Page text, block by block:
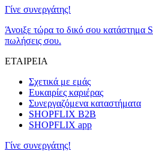
Γίνε συνεργάτης!
Άνοιξε τώρα το δικό σου κατάστημα
πωλήσεις σου.
ΕΤΑΙΡΕΙΑ
Σχετικά με εμάς
Ευκαιρίες καριέρας
Συνεργαζόμενα καταστήματα
SHOPFLIX B2B
SHOPFLIX app
Γίνε συνεργάτης!